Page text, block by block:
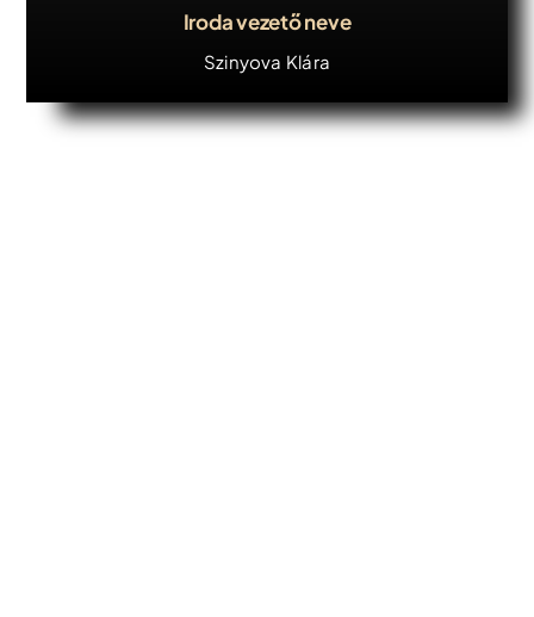
Iroda vezető neve
Szinyova Klára